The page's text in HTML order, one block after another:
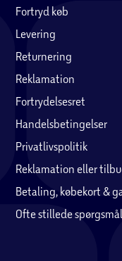
Fortryd køb
Levering
Returnering
Reklamation
Fortrydelsesret
Handelsbetingelser
Privatlivspolitik
Reklamation eller
Betaling, købekort &
Ofte stillede spørgsmål